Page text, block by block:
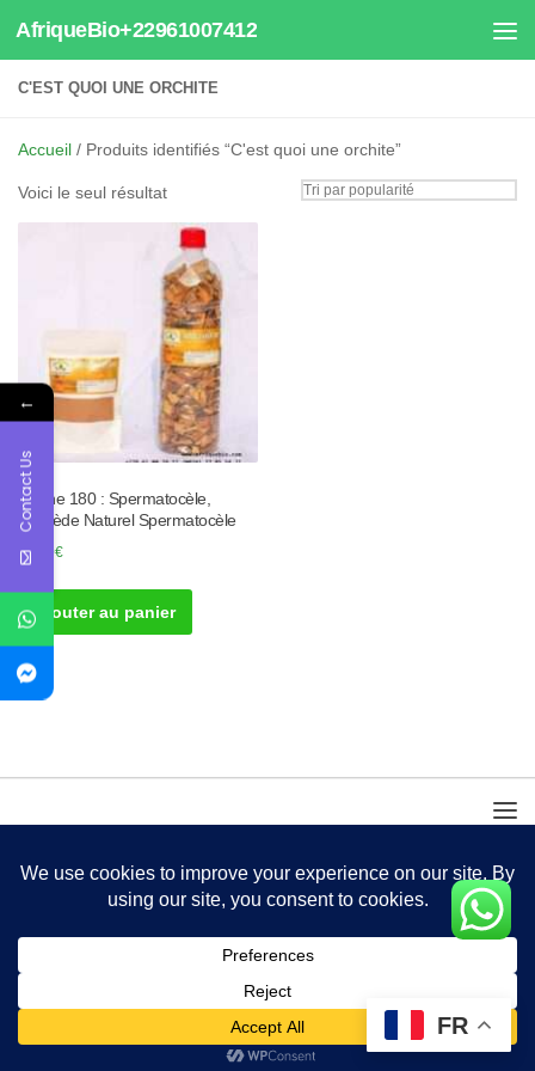
Au dessous du contenu
AfriqueBio+22961007412
C'EST QUOI UNE ORCHITE
Accueil / Produits identifiés “C'est quoi une orchite”
Voici le seul résultat
Tisane 180 : Spermatocèle,
Remède Naturel Spermatocèle
50.00€
Ajouter au panier
FR
←
Contact Us